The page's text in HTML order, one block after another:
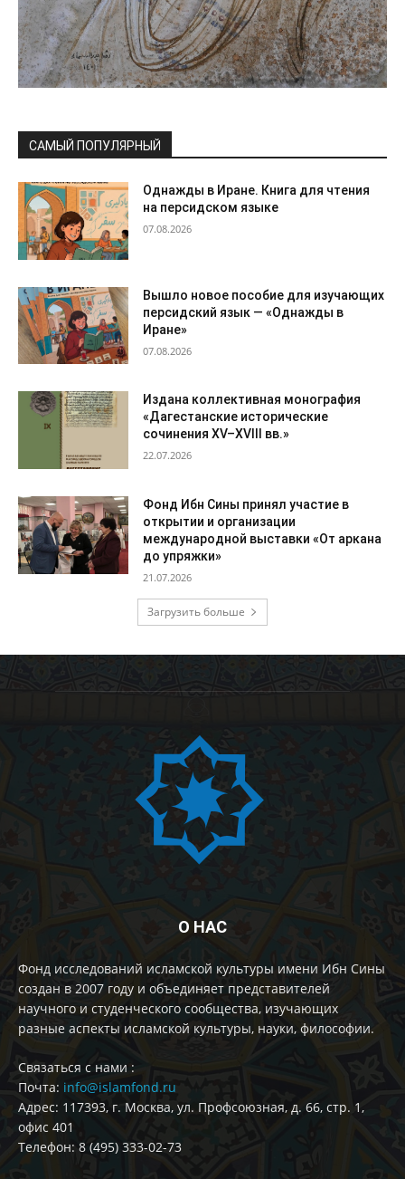
САМЫЙ ПОПУЛЯРНЫЙ
Однажды в Иране. Книга для чтения
на персидском языке
07.08.2026
Вышло новое пособие для изучающих
персидский язык — «Однажды в
Иране»
07.08.2026
Издана коллективная монография
«Дагестанские исторические
сочинения XV–XVIII вв.»
22.07.2026
Фонд Ибн Сины принял участие в
открытии и организации
международной выставки «От аркана
до упряжки»
21.07.2026
Загрузить больше
О НАС
Фонд исследований исламской культуры имени Ибн Сины
создан в 2007 году и объединяет представителей
научного и студенческого сообщества, изучающих
разные аспекты исламской культуры, науки, философии.
Cвязаться с нами :
Почта: info@islamfond.ru
Адрес: 117393, г. Москва, ул. Профсоюзная, д. 66, стр. 1,
офис 401
Телефон: 8 (495) 333-02-73